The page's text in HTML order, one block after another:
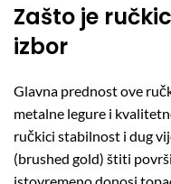
Zašto je
izbor
Glavna prednost ove
metalne legure i
ručkici stabilnost i dug
(brushed gold) štiti